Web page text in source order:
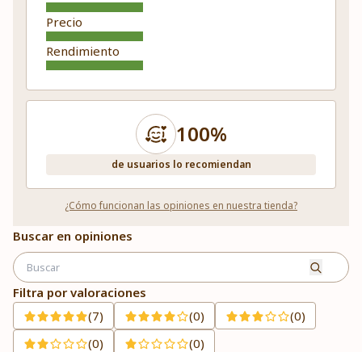
Precio
Rendimiento
100%
de usuarios lo recomiendan
¿Cómo funcionan las opiniones en nuestra tienda?
Buscar en opiniones
Filtra por valoraciones
(7)
(0)
(0)
(0)
(0)